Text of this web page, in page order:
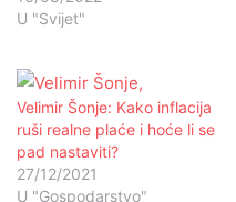
U "Svijet"
Velimir Šonje: Kako inflacija
ruši realne plaće i hoće li se
pad nastaviti?
27/12/2021
U "Gospodarstvo"